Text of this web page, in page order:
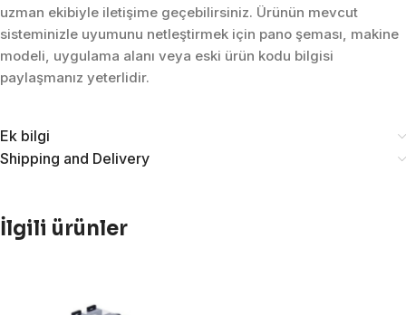
uzman ekibiyle iletişime geçebilirsiniz. Ürünün mevcut
sisteminizle uyumunu netleştirmek için pano şeması, makine
modeli, uygulama alanı veya eski ürün kodu bilgisi
paylaşmanız yeterlidir.
Ek bilgi
Shipping and Delivery
İlgili ürünler